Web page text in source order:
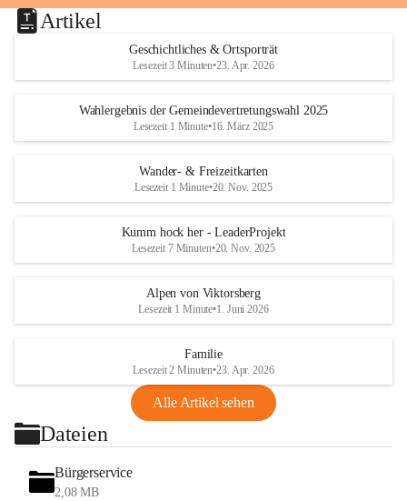
Artikel
Geschichtliches & Ortsporträt
Lesezeit 3 Minuten•23. Apr. 2026
Wahlergebnis der Gemeindevertretungswahl 2025
Lesezeit 1 Minute•16. März 2025
Wander- & Freizeitkarten
Lesezeit 1 Minute•20. Nov. 2025
Kumm hock her - LeaderProjekt
Lesezeit 7 Minuten•20. Nov. 2025
Alpen von Viktorsberg
Lesezeit 1 Minute•1. Juni 2026
Familie
Lesezeit 2 Minuten•23. Apr. 2026
Alle Artikel sehen
Dateien
Bürgerservice
2,08 MB